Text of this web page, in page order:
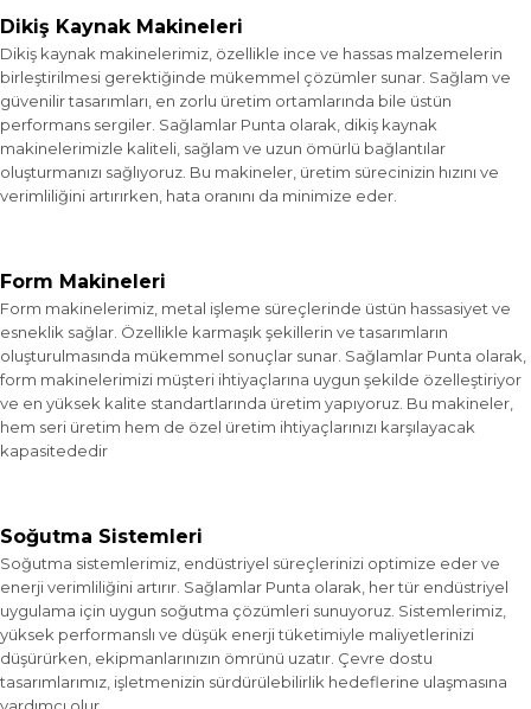
Dikiş Kaynak Makineleri
Dikiş kaynak makinelerimiz, özellikle ince ve hassas malzemelerin
birleştirilmesi gerektiğinde mükemmel çözümler sunar. Sağlam ve
güvenilir tasarımları, en zorlu üretim ortamlarında bile üstün
performans sergiler. Sağlamlar Punta olarak, dikiş kaynak
makinelerimizle kaliteli, sağlam ve uzun ömürlü bağlantılar
oluşturmanızı sağlıyoruz. Bu makineler, üretim sürecinizin hızını ve
verimliliğini artırırken, hata oranını da minimize eder.
Form Makineleri
Form makinelerimiz, metal işleme süreçlerinde üstün hassasiyet ve
esneklik sağlar. Özellikle karmaşık şekillerin ve tasarımların
oluşturulmasında mükemmel sonuçlar sunar. Sağlamlar Punta olarak,
form makinelerimizi müşteri ihtiyaçlarına uygun şekilde özelleştiriyor
ve en yüksek kalite standartlarında üretim yapıyoruz. Bu makineler,
hem seri üretim hem de özel üretim ihtiyaçlarınızı karşılayacak
kapasitededir
Soğutma Sistemleri
Soğutma sistemlerimiz, endüstriyel süreçlerinizi optimize eder ve
enerji verimliliğini artırır. Sağlamlar Punta olarak, her tür endüstriyel
uygulama için uygun soğutma çözümleri sunuyoruz. Sistemlerimiz,
yüksek performanslı ve düşük enerji tüketimiyle maliyetlerinizi
düşürürken, ekipmanlarınızın ömrünü uzatır. Çevre dostu
tasarımlarımız, işletmenizin sürdürülebilirlik hedeflerine ulaşmasına